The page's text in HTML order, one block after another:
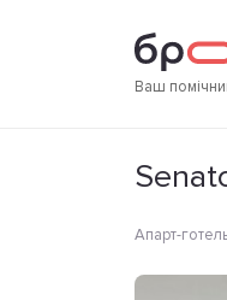
Ваш
Апарт-